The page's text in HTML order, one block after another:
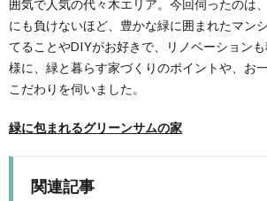
囲気で人気の代々木エリア。今回伺ったのは
にも負けないほど、豊かな緑に囲まれたマン
てることやDIYがお好きで、リノベーション
様に、緑と暮らす家づくりのポイントや、お
こだわりを伺いました。
緑に包まれるグリーンサムの家
関連記事